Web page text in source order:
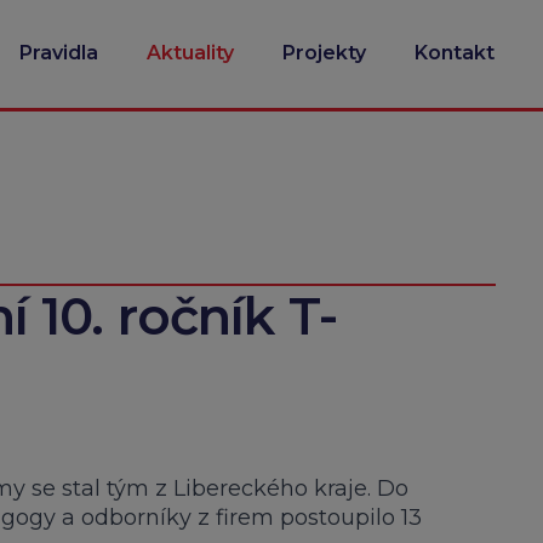
Pravidla Aktuality Projekty Kontakt
10. ročník T-
se stal tým z Libereckého kraje. Do
a odborníky z firem postoupilo 13